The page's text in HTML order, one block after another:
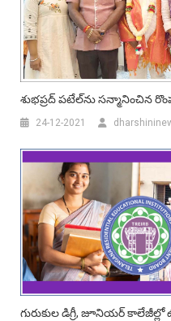
శుభ‌ప్ర‌ద్ ప‌టేల్‌ను స‌న్మానించిన
24-12-2021
గురుకుల డిగ్రీ, జూనియర్